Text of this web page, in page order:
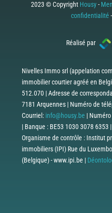
2023 © Copyright Housy-
confidentialité -
Réalisé par
Nivelles Immo srl (appelation
immobilier courtier agréé en
512.070 | Adresse de
7181 Arquennes | Numéro de
Courriel: info@housy.be |
| Banque : BE53 1030 3078
Organisme de contrôle : Institut
immobiliers (IPI) Rue du
(Belgique) - www.ipi.be |